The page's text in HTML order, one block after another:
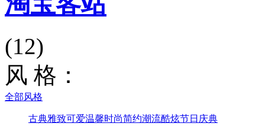
(12)
风 格：
全部风格
古典雅致可爱温馨时尚简约潮流酷炫节日庆典